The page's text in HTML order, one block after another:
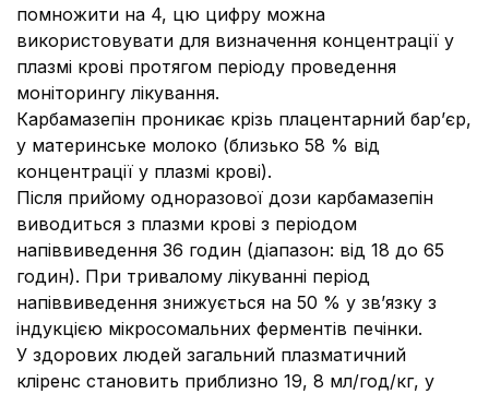
помножити на 4, цю цифру можна
використовувати для визначення концентрації у
плазмі крові протягом періоду проведення
моніторингу лікування.
Карбамазепін проникає крізь плацентарний бар’єр,
у материнське молоко (близько 58 % від
концентрації у плазмі крові).
Після прийому одноразової дози карбамазепін
виводиться з плазми крові з періодом
напіввиведення 36 годин (діапазон: від 18 до 65
годин). При тривалому лікуванні період
напіввиведення знижується на 50 % у зв’язку з
індукцією мікросомальних ферментів печінки.
У здорових людей загальний плазматичний
кліренс становить приблизно 19, 8 мл/год/кг, у